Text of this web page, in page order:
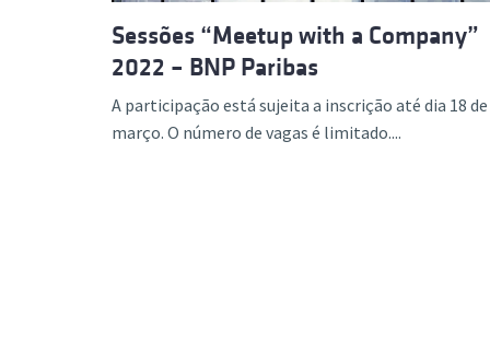
Sessões “Meetup with a Company”
2022 – BNP Paribas
A participação está sujeita a inscrição até dia 18 de
março. O número de vagas é limitado....